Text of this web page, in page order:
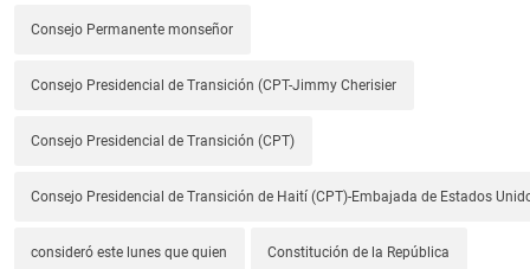
Consejo Permanente monseñor
Consejo Presidencial de Transición (CPT-Jimmy Cherisier
Consejo Presidencial de Transición (CPT)
Consejo Presidencial de Transición de Haití (CPT)-Embajada de Estados
consideró este lunes que quien Constitución de la República